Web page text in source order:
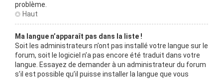
problème.
Haut
Ma langue n’apparaît pas dans la liste !
Soit les administrateurs n’ont pas installé votre langue sur le
forum, soit le logiciel n’a pas encore été traduit dans votre
langue. Essayez de demander à un administrateur du forum
s’il est possible qu’il puisse installer la langue que vous